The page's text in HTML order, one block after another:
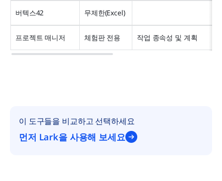
버텍스42 무제한(Excel)
프로젝트 매니저 체험판 전용 작업 종속성 및 계획
이 도구들을 비교하고 선택하세요
먼저 Lark을 사용해 보세요